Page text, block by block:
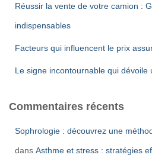
Réussir la vente de votre camion :
indispensables
Facteurs qui influencent le prix
Le signe incontournable qui dévoile
Commentaires récents
Sophrologie : découvrez une
dans Asthme et stress : stratégies